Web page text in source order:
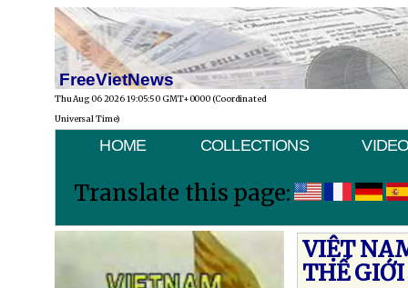
FreeVietNews
Thu Aug 06 2026 19:05:50 GMT+0000 (Coordinated
Universal Time)
HOME COLLECTIONS
Translate this page:
VIỆT
THẾ GIỚI